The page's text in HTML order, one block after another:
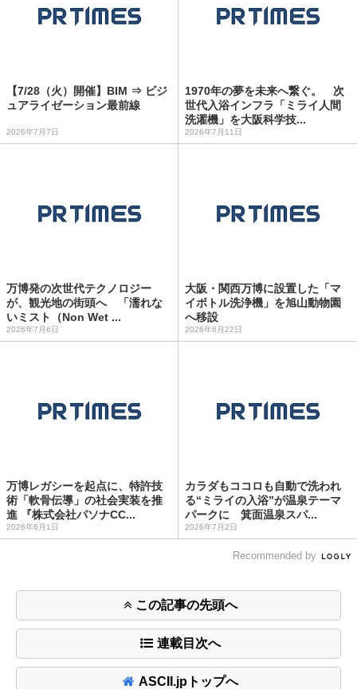
【7/28（火）開催】BIM ⇒ ビジ
ュアライゼーション最前線
2026年7月7日
1970年の夢を未来へ繋ぐ。 次
世代入浴インフラ「ミライ人間
洗濯機」を大阪科学技...
2026年7月11日
万博発の次世代テクノロジー
が、観光地の街頭へ 「濡れな
いミスト（Non Wet ...
2026年7月6日
大阪・関西万博に設置した「マ
イボトル洗浄機」を旭山動物園
へ移設
2026年6月22日
万博レガシーを起点に、特許技
術「軟骨伝導」の社会実装を推
進 『株式会社パソナCC...
2026年6月1日
カラダもココロも自動で洗われ
る“ミライの入浴”が温泉テーマ
パークに 箕面温泉スパ...
2026年7月2日
Recommended by
この記事の先頭へ
連載目次へ
ASCII.jpトップへ